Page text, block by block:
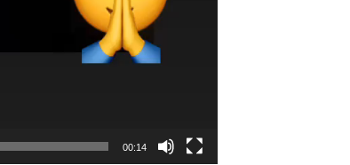
00:14